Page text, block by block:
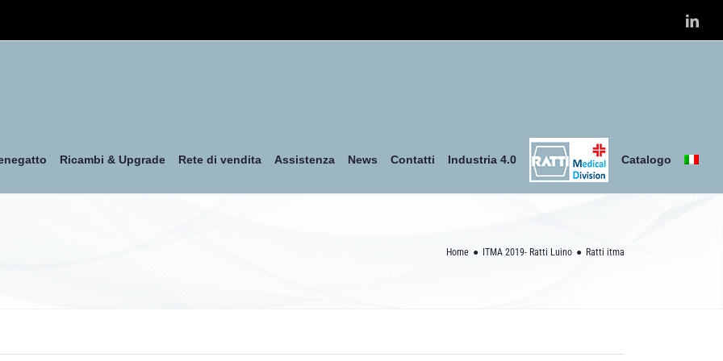
Ricambi & Upgrade Rete di vendita Assistenza News Contatti Industria 4.0 Catalogo
Home ITMA 2019- Ratti Luino Ratti itma